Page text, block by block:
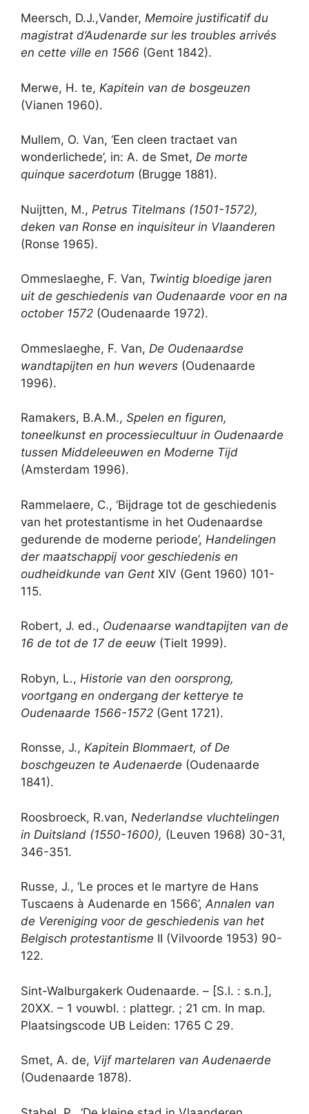
Meersch, D.J.,Vander, Memoire justificatif du
magistrat d’Audenarde sur les troubles arrivés
en cette ville en 1566 (Gent 1842).
Merwe, H. te, Kapitein van de bosgeuzen
(Vianen 1960).
Mullem, O. Van, ‘Een cleen tractaet van
wonderlichede’, in: A. de Smet, De morte
quinque sacerdotum (Brugge 1881).
Nuijtten, M., Petrus Titelmans (1501-1572),
deken van Ronse en inquisiteur in Vlaanderen
(Ronse 1965).
Ommeslaeghe, F. Van, Twintig bloedige jaren
uit de geschiedenis van Oudenaarde voor en na
october 1572 (Oudenaarde 1972).
Ommeslaeghe, F. Van, De Oudenaardse
wandtapijten en hun wevers (Oudenaarde
1996).
Ramakers, B.A.M., Spelen en figuren,
toneelkunst en processiecultuur in Oudenaarde
tussen Middeleeuwen en Moderne Tijd
(Amsterdam 1996).
Rammelaere, C., ‘Bijdrage tot de geschiedenis
van het protestantisme in het Oudenaardse
gedurende de moderne periode’, Handelingen
der maatschappij voor geschiedenis en
oudheidkunde van Gent XIV (Gent 1960) 101-
115.
Robert, J. ed., Oudenaarse wandtapijten van de
16 de tot de 17 de eeuw (Tielt 1999).
Robyn, L., Historie van den oorsprong,
voortgang en ondergang der ketterye te
Oudenaarde 1566-1572 (Gent 1721).
Ronsse, J., Kapitein Blommaert, of De
boschgeuzen te Audenaerde (Oudenaarde
1841).
Roosbroeck, R.van, Nederlandse vluchtelingen
in Duitsland (1550-1600), (Leuven 1968) 30-31,
346-351.
Russe, J., ‘Le proces et le martyre de Hans
Tuscaens à Audenarde en 1566’,Annalen van
de Vereniging voor de geschiedenis van het
Belgisch protestantisme II (Vilvoorde 1953) 90-
122.
Sint-Walburgakerk Oudenaarde. – [S.l. : s.n.],
20XX. – 1 vouwbl. : plattegr. ; 21 cm. In map.
Plaatsingscode UB Leiden: 1765 C 29.
Smet, A. de, Vijf martelaren van Audenaerde
(Oudenaarde 1878).